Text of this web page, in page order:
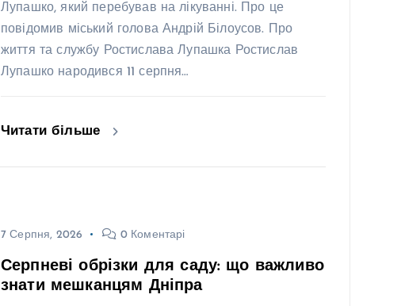
Лупашко, який перебував на лікуванні. Про це
повідомив міський голова Андрій Білоусов. Про
життя та службу Ростислава Лупашка Ростислав
Лупашко народився 11 серпня…
Читати більше
7 Серпня, 2026 0 Коментарі
Серпневі обрізки для саду: що важливо
знати мешканцям Дніпра